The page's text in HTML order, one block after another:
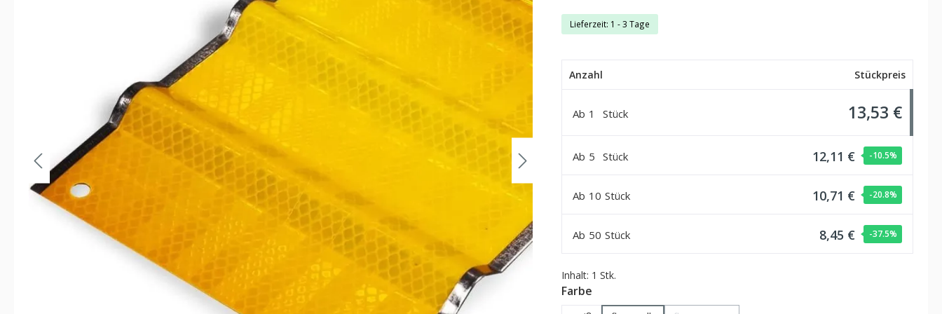
Lieferzeit: 1 - 3 Tage
Anzahl Stückpreis
Ab 1 Stück 13,53 €
Ab 5 Stück 12,11 € -10.5%
Ab 10 Stück 10,71 € -20.8%
Ab 50 Stück 8,45 € -37.5%
Inhalt: 1 Stk.
Farbeauswählen